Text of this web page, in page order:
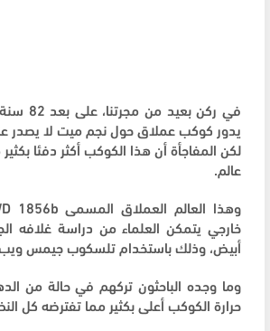
في ركن
يدور كوكب عملاق حول نجم ميت لا يصدر
لكن المفاجأة أن هذا الكوكب أكثر دفئا
عالم.
خارجي يتمكن العلماء من دراسة غلافه
أبيض، وذلك باستخدام تلسكوب جيمس ويب
وما وجده الباحثون تركهم في حالة من
حرارة الكوكب أعلى بكثير مما تفترضه كل